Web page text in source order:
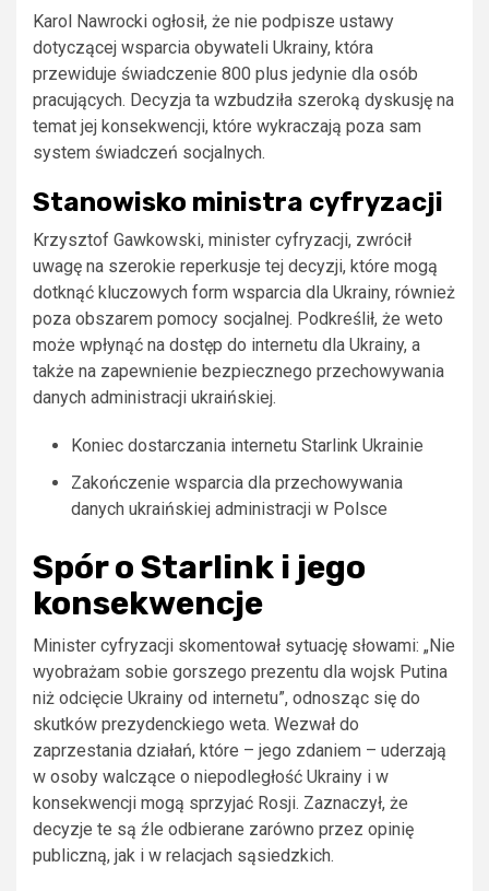
Karol Nawrocki ogłosił, że nie podpisze ustawy
dotyczącej wsparcia obywateli Ukrainy, która
przewiduje świadczenie 800 plus jedynie dla osób
pracujących. Decyzja ta wzbudziła szeroką dyskusję na
temat jej konsekwencji, które wykraczają poza sam
system świadczeń socjalnych.
Stanowisko ministra cyfryzacji
Krzysztof Gawkowski, minister cyfryzacji, zwrócił
uwagę na szerokie reperkusje tej decyzji, które mogą
dotknąć kluczowych form wsparcia dla Ukrainy, również
poza obszarem pomocy socjalnej. Podkreślił, że weto
może wpłynąć na dostęp do internetu dla Ukrainy, a
także na zapewnienie bezpiecznego przechowywania
danych administracji ukraińskiej.
Koniec dostarczania internetu Starlink Ukrainie
Zakończenie wsparcia dla przechowywania
danych ukraińskiej administracji w Polsce
Spór o Starlink i jego
konsekwencje
Minister cyfryzacji skomentował sytuację słowami: „Nie
wyobrażam sobie gorszego prezentu dla wojsk Putina
niż odcięcie Ukrainy od internetu”, odnosząc się do
skutków prezydenckiego weta. Wezwał do
zaprzestania działań, które – jego zdaniem – uderzają
w osoby walczące o niepodległość Ukrainy i w
konsekwencji mogą sprzyjać Rosji. Zaznaczył, że
decyzje te są źle odbierane zarówno przez opinię
publiczną, jak i w relacjach sąsiedzkich.